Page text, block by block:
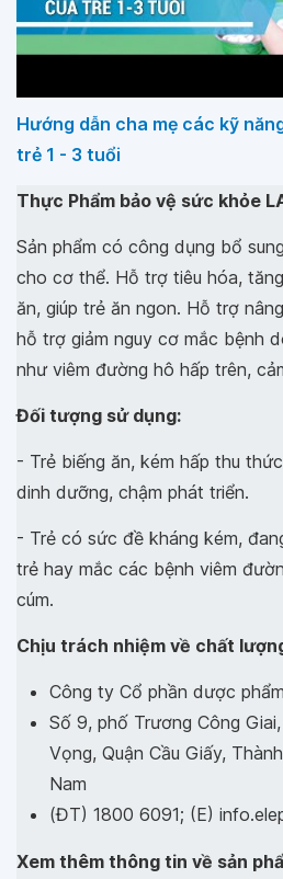
Hướng dẫn cha mẹ các kỹ
trẻ 1 - 3 tuổi
Thực Phẩm bảo vệ sức khỏe
Sản phẩm có công dụng bổ
cho cơ thể. Hỗ trợ tiêu hóa,
ăn, giúp trẻ ăn ngon. Hỗ trợ
hỗ trợ giảm nguy cơ mắc bệnh
như viêm đường hô hấp trên,
Đối tượng sử dụng:
- Trẻ biếng ăn, kém hấp thu
dinh dưỡng, chậm phát triển.
- Trẻ có sức đề kháng kém,
trẻ hay mắc các bệnh viêm
cúm.
Chịu trách nhiệm về chất
Công ty Cổ phần dược
Số 9, phố Trương Công
Vọng, Quận Cầu Giấy,
Nam
(ĐT) 1800 6091; (E)
Xem thêm thông tin về sản